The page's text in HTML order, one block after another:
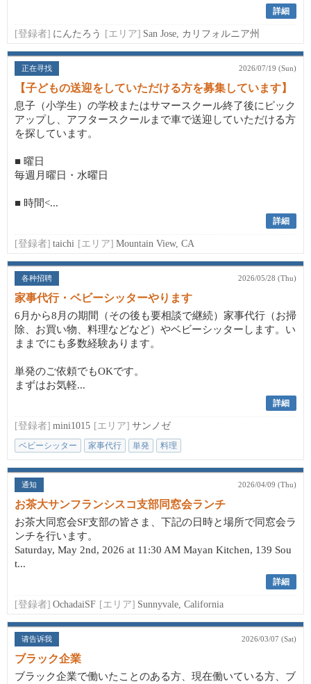
詳細
[登録者] にんたろう [エリア] San Jose, カリフォルニア州
正在寻找 2026/07/19 (Sun)
【子どもの送迎をしていただける方を募集しています】
息子（小学生）の学校またはサマースクール終了後にピック
アップし、アフタースクールまで車で送迎していただける方
を探しています。
■ 曜日
毎週月曜日・水曜日
■ 時間<...
詳細
[登録者] taichi [エリア] Mountain View, CA
各种招聘 2026/05/28 (Thu)
家事代行・ベビーシッターやります
6月から8月の期間（その後も要相談で継続）家事代行（お掃
除、お買い物、料理などなど）やベビーシッターします。い
ままでにも多数経験あります。
単発のご依頼でもOKです。
まずはお気軽...
詳細
[登録者] mini1015 [エリア] サンノゼ
ベビーシッター 家事代行 単発 料理
通知 2026/04/09 (Thu)
お茶大サンフランシスコ支部同窓会ランチ
お茶大同窓会SF支部の皆さま、下記の日時と場所で同窓会ラ
ンチを行います。
Saturday, May 2nd, 2026 at 11:30 AM Mayan Kitchen, 139 Sou
t...
詳細
[登録者] OchadaiSF [エリア] Sunnyvale, California
请告诉我 2026/03/07 (Sat)
ブラック企業
ブラック企業で働いたことのある方、現在働いている方、ブ